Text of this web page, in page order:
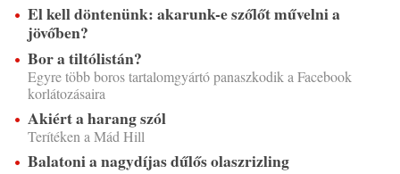
El kell döntenünk: akarunk-e szőlőt művelni a
jövőben?
Bor a tiltólistán?
Egyre több boros tartalomgyártó panaszkodik a Facebook
korlátozásaira
Akiért a harang szól
Terítéken a Mád Hill
Balatoni a nagydíjas dűlős olaszrizling